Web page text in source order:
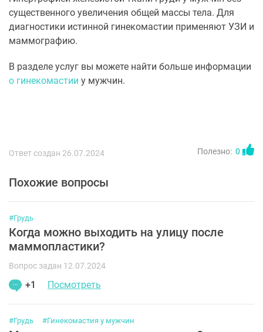
существенного увеличения общей массы тела. Для
диагностики истинной гинекомастии применяют УЗИ и
маммографию.
В разделе услуг вы можете найти больше информации
о гинекомастии у мужчин.
Ответ создан 26.07.2024 Полезно: 0
Похожие вопросы
#Грудь
Когда можно выходить на улицу после
маммопластики?
Вопрос задан 12.07.2024
+1 Посмотреть
#Грудь #Гинекомастия у мужчин